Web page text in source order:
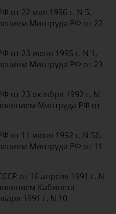
от 22 мая 1996 г. N 5,
Минтруда РФ от 22
от 23 июня 1995 г. N 1,
Минтруда РФ от 23
от 23 октября 1992 г. N
Минтруда РФ от
от 11 июня 1992 г. N 5б,
Минтруда РФ от 11
от 16 апреля 1991 г. N
Кабинета
1991 г. N 10